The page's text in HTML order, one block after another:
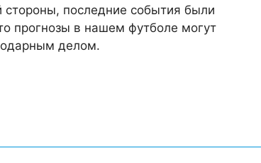
стороны, последние события были
прогнозы в нашем футболе могут
делом.